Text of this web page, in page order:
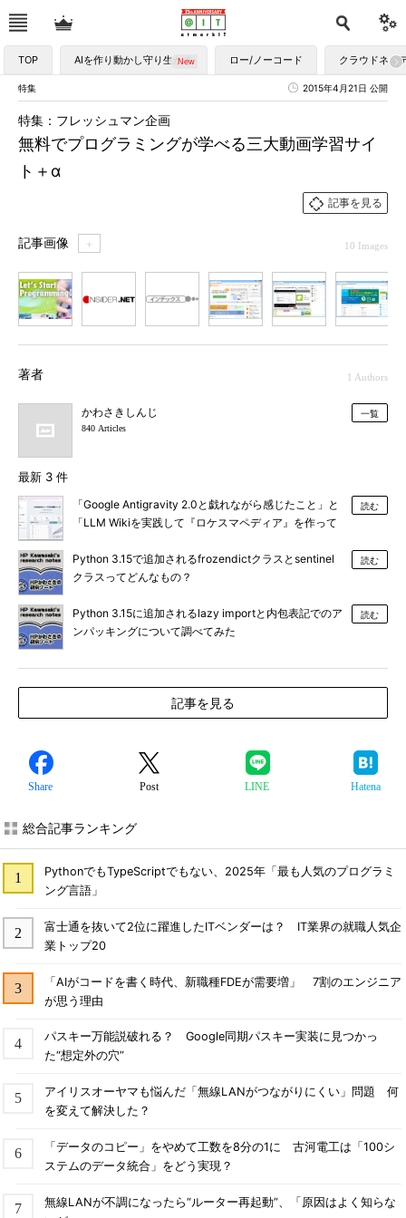
TOP AIを作り動かし守り生かす ロー/ノーコード クラウドネイ
特集 2015年4月21日 公開
無料でプログラミングが学べる三大動画学習サイ
ト＋α
特集：フレッシュマン企画
記事を見る
記事画像 ＋ 10 Images
著者 1 Authors
かわさきしんじ
840 Articles
一覧
最新 3 件
「Google Antigravity 2.0と戯れながら感じたこと」と
「LLM Wikiを実践して『ロケスマペディア』を作って
読む
Python 3.15で追加されるfrozendictクラスとsentinel
クラスってどんなもの？
読む
Python 3.15に追加されるlazy importと内包表記でのア
ンパッキングについて調べてみた
読む
記事を見る
Share Post LINE Hatena
総合記事ランキング
PythonでもTypeScriptでもない、2025年「最も人気のプログラミ
ング言語」
富士通を抜いて2位に躍進したITベンダーは？ IT業界の就職人気企
業トップ20
「AIがコードを書く時代、新職種FDEが需要増」 7割のエンジニア
が思う理由
パスキー万能説破れる？ Google同期パスキー実装に見つかっ
た“想定外の穴”
アイリスオーヤマも悩んだ「無線LANがつながりにくい」問題 何
を変えて解決した？
「データのコピー」をやめて工数を8分の1に 古河電工は「100シ
ステムのデータ統合」をどう実現？
無線LANが不調になったら“ルーター再起動”、「原因はよく知らな